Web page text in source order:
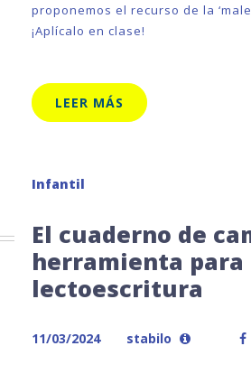
proponemos el recurso de la
¡Aplícalo en clase!
LEER MÁS
Infantil
El cuaderno de
herramienta para
lectoescritura
11/03/2024 stabilo